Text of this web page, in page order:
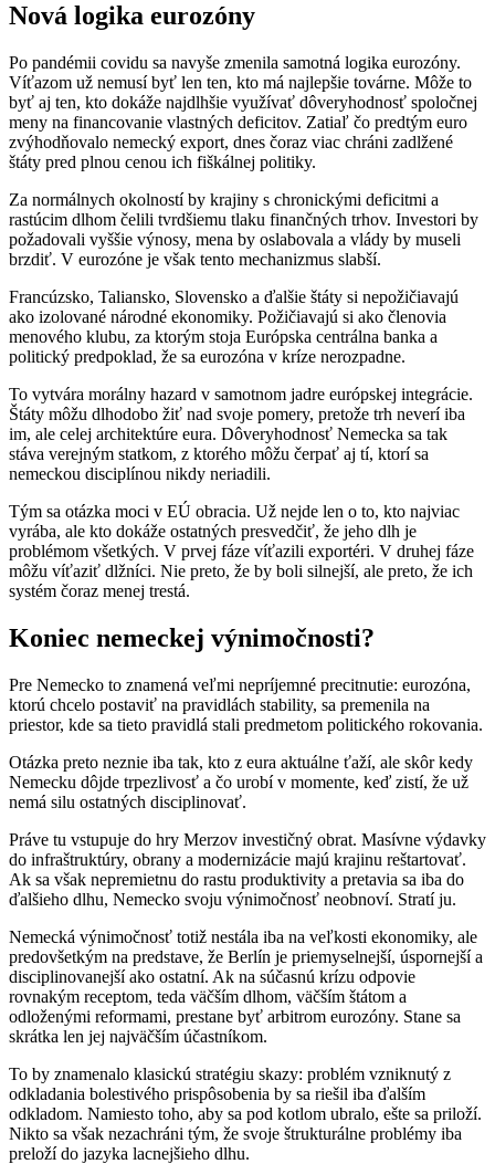
Nová logika eurozóny
Po pandémii covidu sa navyše zmenila samotná logika eurozóny.
Víťazom už nemusí byť len ten, kto má najlepšie továrne. Môže to
byť aj ten, kto dokáže najdlhšie využívať dôveryhodnosť spoločnej
meny na financovanie vlastných deficitov. Zatiaľ čo predtým euro
zvýhodňovalo nemecký export, dnes čoraz viac chráni zadlžené
štáty pred plnou cenou ich fiškálnej politiky.
Za normálnych okolností by krajiny s chronickými deficitmi a
rastúcim dlhom čelili tvrdšiemu tlaku finančných trhov. Investori by
požadovali vyššie výnosy, mena by oslabovala a vlády by museli
brzdiť. V eurozóne je však tento mechanizmus slabší.
Francúzsko, Taliansko, Slovensko a ďalšie štáty si nepožičiavajú
ako izolované národné ekonomiky. Požičiavajú si ako členovia
menového klubu, za ktorým stoja Európska centrálna banka a
politický predpoklad, že sa eurozóna v kríze nerozpadne.
To vytvára morálny hazard v samotnom jadre európskej integrácie.
Štáty môžu dlhodobo žiť nad svoje pomery, pretože trh neverí iba
im, ale celej architektúre eura. Dôveryhodnosť Nemecka sa tak
stáva verejným statkom, z ktorého môžu čerpať aj tí, ktorí sa
nemeckou disciplínou nikdy neriadili.
Tým sa otázka moci v EÚ obracia. Už nejde len o to, kto najviac
vyrába, ale kto dokáže ostatných presvedčiť, že jeho dlh je
problémom všetkých. V prvej fáze víťazili exportéri. V druhej fáze
môžu víťaziť dlžníci. Nie preto, že by boli silnejší, ale preto, že ich
systém čoraz menej trestá.
Koniec nemeckej výnimočnosti?
Pre Nemecko to znamená veľmi nepríjemné precitnutie: eurozóna,
ktorú chcelo postaviť na pravidlách stability, sa premenila na
priestor, kde sa tieto pravidlá stali predmetom politického rokovania.
Otázka preto neznie iba tak, kto z eura aktuálne ťaží, ale skôr kedy
Nemecku dôjde trpezlivosť a čo urobí v momente, keď zistí, že už
nemá silu ostatných disciplinovať.
Práve tu vstupuje do hry Merzov investičný obrat. Masívne výdavky
do infraštruktúry, obrany a modernizácie majú krajinu reštartovať.
Ak sa však nepremietnu do rastu produktivity a pretavia sa iba do
ďalšieho dlhu, Nemecko svoju výnimočnosť neobnoví. Stratí ju.
Nemecká výnimočnosť totiž nestála iba na veľkosti ekonomiky, ale
predovšetkým na predstave, že Berlín je priemyselnejší, úspornejší a
disciplinovanejší ako ostatní. Ak na súčasnú krízu odpovie
rovnakým receptom, teda väčším dlhom, väčším štátom a
odloženými reformami, prestane byť arbitrom eurozóny. Stane sa
skrátka len jej najväčším účastníkom.
To by znamenalo klasickú stratégiu skazy: problém vzniknutý z
odkladania bolestivého prispôsobenia by sa riešil iba ďalším
odkladom. Namiesto toho, aby sa pod kotlom ubralo, ešte sa priloží.
Nikto sa však nezachráni tým, že svoje štrukturálne problémy iba
preloží do jazyka lacnejšieho dlhu.